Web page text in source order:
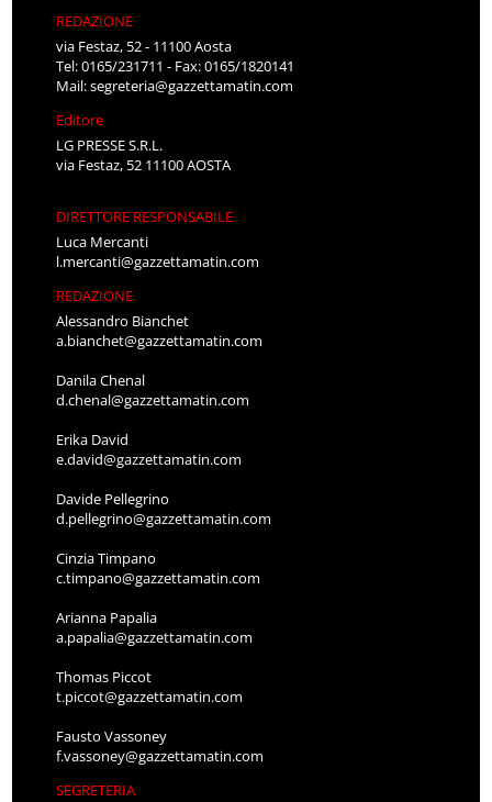
REDAZIONE
via Festaz, 52 - 11100 Aosta
Tel: 0165/231711 - Fax: 0165/1820141
Mail:segreteria@gazzettamatin.com
Editore
LG PRESSE S.R.L.
via Festaz, 52 11100 AOSTA
DIRETTORE RESPONSABILE
Luca Mercanti
l.mercanti@gazzettamatin.com
REDAZIONE
Alessandro Bianchet
a.bianchet@gazzettamatin.com
Danila Chenal
d.chenal@gazzettamatin.com
Erika David
e.david@gazzettamatin.com
Davide Pellegrino
d.pellegrino@gazzettamatin.com
Cinzia Timpano
c.timpano@gazzettamatin.com
Arianna Papalia
a.papalia@gazzettamatin.com
Thomas Piccot
t.piccot@gazzettamatin.com
Fausto Vassoney
f.vassoney@gazzettamatin.com
SEGRETERIA